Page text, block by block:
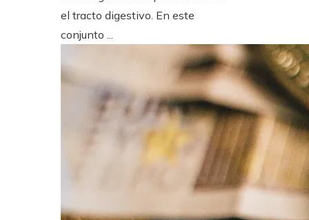
el tracto digestivo. En este
conjunto ...